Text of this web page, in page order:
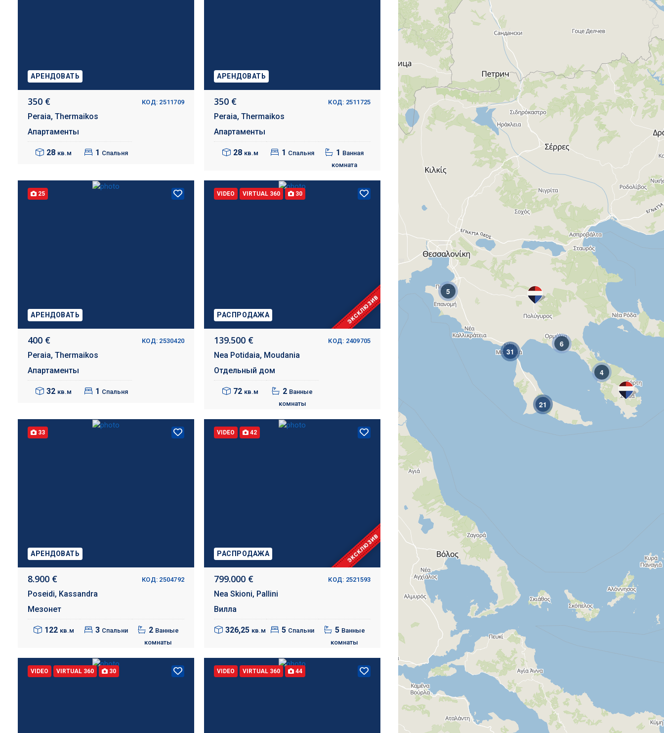
5
6
4
21
31
АРЕНДОВАТЬ
350 € КОД: 2511709
Peraia, Thermaikos
Апартаменты
28 кв.м 1 Спальня
АРЕНДОВАТЬ
350 € КОД: 2511725
Peraia,Thermaikos
Апартаменты
28 кв.м 1 Спальня 1 Ванная
комната
25
АРЕНДОВАТЬ
400 € КОД: 2530420
Peraia, Thermaikos
Апартаменты
32 кв.м 1 Спальня
VIDEO VIRTUAL 360 30
РАСПРОДАЖА ЭКСКЛЮЗИВ
139.500 € КОД: 2409705
Nea Potidaia, Moudania
Отдельный дом
72 кв.м 2 Ванные
комнаты
33
АРЕНДОВАТЬ
8.900 € КОД: 2504792
Poseidi, Kassandra
Мезонет
122 кв.м 3 Спальни 2 Ванные
комнаты
VIDEO 42
РАСПРОДАЖА ЭКСКЛЮЗИВ
799.000 € КОД: 2521593
Nea Skioni, Pallini
Вилла
326,25 кв.м 5 Спальни 5 Ванные
комнаты
VIDEO VIRTUAL 360 30 VIDEO VIRTUAL 360 44